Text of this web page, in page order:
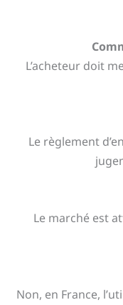
L’acheteur doit
Le règlement
Le marché est
Non, en France,